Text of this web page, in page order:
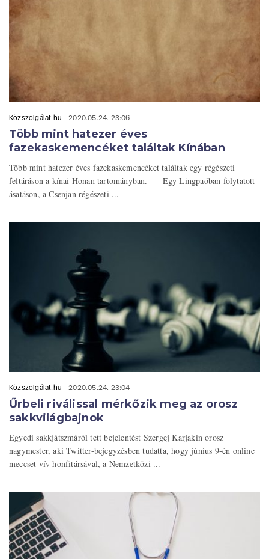
Közszolgálat.hu 2020.05.24. 23:06
Több mint hatezer éves
fazekaskemencéket találtak Kínában
Több mint hatezer éves fazekaskemencéket találtak egy régészeti
feltáráson a kínai Honan tartományban. Egy Lingpaóban folytatott
ásatáson, a Csenjan régészeti ...
Közszolgálat.hu 2020.05.24. 23:04
Űrbeli riválissal mérkőzik meg az orosz
sakkvilágbajnok
Egyedi sakkjátszmáról tett bejelentést Szergej Karjakin orosz
nagymester, aki Twitter-bejegyzésben tudatta, hogy június 9-én online
meccset vív honfitársával, a Nemzetközi ...